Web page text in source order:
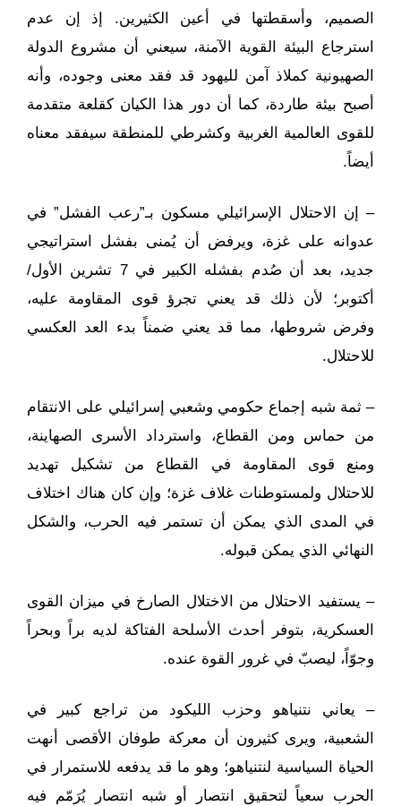
الصميم، وأسقطتها في أعين الكثيرين. إذ إن عدم
استرجاع البيئة القوية الآمنة، سيعني أن مشروع الدولة
الصهيونية كملاذ آمن لليهود قد فقد معنى وجوده، وأنه
أصبح بيئة طاردة، كما أن دور هذا الكيان كقلعة متقدمة
للقوى العالمية الغربية وكشرطي للمنطقة سيفقد معناه
أيضاً.
– إن الاحتلال الإسرائيلي مسكون بـ”رعب الفشل” في
عدوانه على غزة، ويرفض أن يُمنى بفشل استراتيجي
جديد، بعد أن صُدم بفشله الكبير في 7 تشرين الأول/
أكتوبر؛ لأن ذلك قد يعني تجرؤ قوى المقاومة عليه،
وفرض شروطها، مما قد يعني ضمناً بدء العد العكسي
للاحتلال.
– ثمة شبه إجماع حكومي وشعبي إسرائيلي على الانتقام
من حماس ومن القطاع، واسترداد الأسرى الصهاينة،
ومنع قوى المقاومة في القطاع من تشكيل تهديد
للاحتلال ولمستوطنات غلاف غزة؛ وإن كان هناك اختلاف
في المدى الذي يمكن أن تستمر فيه الحرب، والشكل
النهائي الذي يمكن قبوله.
– يستفيد الاحتلال من الاختلال الصارخ في ميزان القوى
العسكرية، بتوفر أحدث الأسلحة الفتاكة لديه براً وبحراً
وجوّاً، ليصبّ في غرور القوة عنده.
– يعاني نتنياهو وحزب الليكود من تراجع كبير في
الشعبية، ويرى كثيرون أن معركة طوفان الأقصى أنهت
الحياة السياسية لنتنياهو؛ وهو ما قد يدفعه للاستمرار في
الحرب سعياً لتحقيق انتصار أو شبه انتصار يُرَمّم فيه